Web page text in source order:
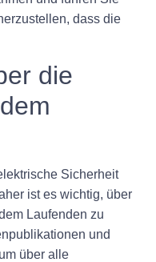
dass die
die
Sicherheit
ist es wichtig, über
Laufenden zu
und
über alle